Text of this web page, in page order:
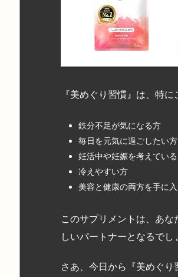
『美めぐり習慣』は、特
鉄分不足が気になる方
毎日を元気に過ごしたい方
妊活中や妊娠を考えてい
冷えやすい方
美容と健康の両方を手に
このサプリメントは、あ
しいパートナーとなるでし
さあ、今日から『美めぐ